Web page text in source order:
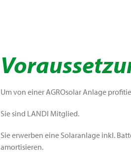
Um von einer AGROsolar Anlage
Sie sind LANDI Mitglied.
Sie erwerben eine Solaranlage inkl.
amortisieren.